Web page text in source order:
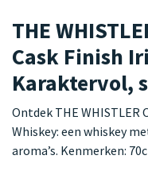
THE
Cask Finish
Karaktervol,
Ontdek THE WHISTLER
Whiskey: een whiskey
aroma’s. Kenmerken: